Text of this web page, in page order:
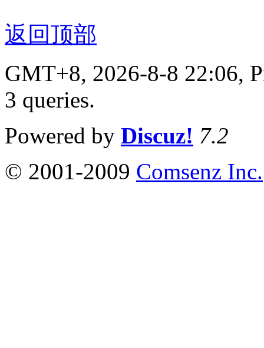
返回顶部
GMT+8, 2026-8-8 22:06,
3 queries.
Powered by Discuz! 7.2
© 2001-2009 Comsenz Inc.